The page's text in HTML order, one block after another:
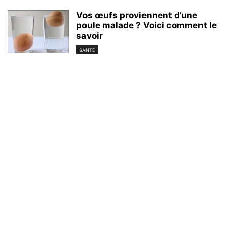
Vos œufs proviennent d’une
poule malade ? Voici comment le
savoir
SANTÉ